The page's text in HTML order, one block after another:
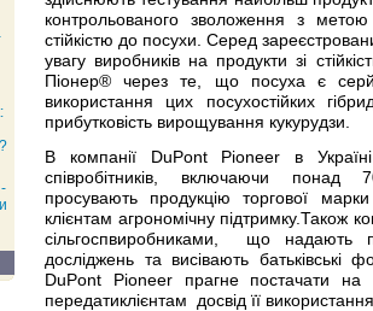
контрольованого зволоження з
стійкістю до посухи. Серед
увагу виробників на продукти зі
Піонер® через те, що посуха є
використання цих посухостійких
прибутковість вирощування кукурудзи.
В компанії DuPont Pioneer в
співробітників, включаючи понад
просувають продукцію торгової
клієнтам агрономічну підтримку.Також
сільгоспвиробниками, що надають
досліджень та висівають батьківські
DuPont Pioneer прагне постачати на
передатиклієнтам досвід її використання.